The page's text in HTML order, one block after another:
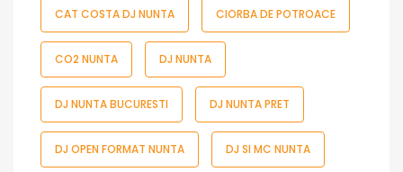
CAT COSTA DJ NUNTA CIORBA DE POTROACE
CO2 NUNTA DJ NUNTA
DJ NUNTA BUCURESTI DJ NUNTA PRET
DJ OPEN FORMAT NUNTA DJ SI MC NUNTA